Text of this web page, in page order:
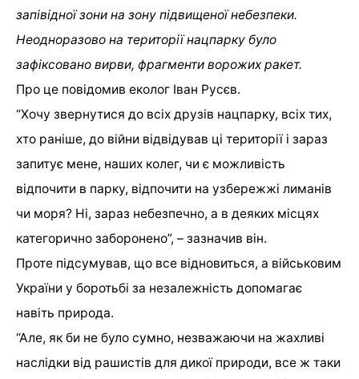
запівідної зони на зону підвищеної небезпеки.
Неодноразово на території нацпарку було
зафіксовано вирви, фрагменти ворожих ракет.
Про це повідомив еколог Іван Русєв.
“Хочу звернутися до всіх друзів нацпарку, всіх тих,
хто раніше, до війни відвідував ці території і зараз
запитує мене, наших колег, чи є можливість
відпочити в парку, відпочити на узбережжі лиманів
чи моря? Ні, зараз небезпечно, а в деяких місцях
категорично заборонено”, – зазначив він.
Проте підсумував, що все відновиться, а військовим
України у боротьбі за незалежність допомагає
навіть природа.
“Але, як би не було сумно, незважаючи на жахливі
наслідки від рашистів для дикої природи, все ж таки